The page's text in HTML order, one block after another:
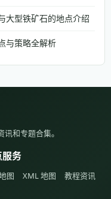
大型铁矿石的地点介绍
与策略全解析
和专题合集。
务
图 XML 地图 教程资讯